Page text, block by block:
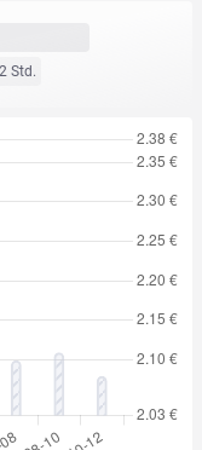
Std.